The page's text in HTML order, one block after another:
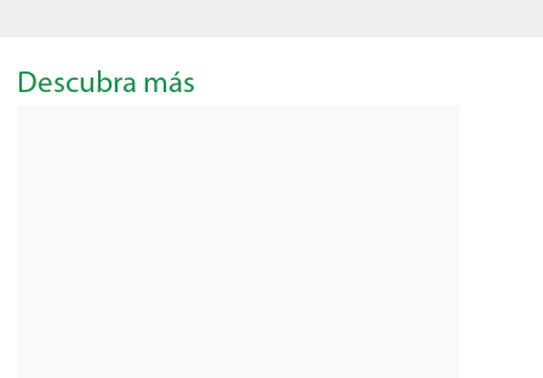
Descubra más